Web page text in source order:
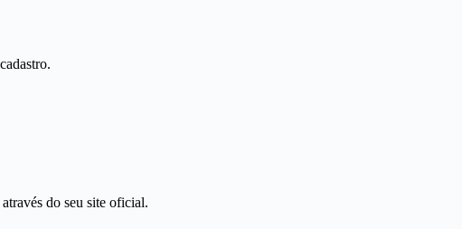
do seu site oficial.